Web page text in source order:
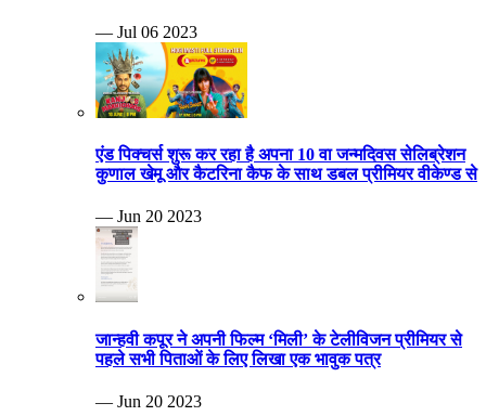
— Jul 06 2023
एंड पिक्चर्स शुरू कर रहा है अपना 10 वा जन्मदिवस सेलिब्रेशन
कुणाल खेमू और कैटरिना कैफ के साथ डबल प्रीमियर वीकेण्ड से
— Jun 20 2023
जान्हवी कपूर ने अपनी फिल्म ‘मिली’ के टेलीविजन प्रीमियर से
पहले सभी पिताओं के लिए लिखा एक भावुक पत्र
— Jun 20 2023